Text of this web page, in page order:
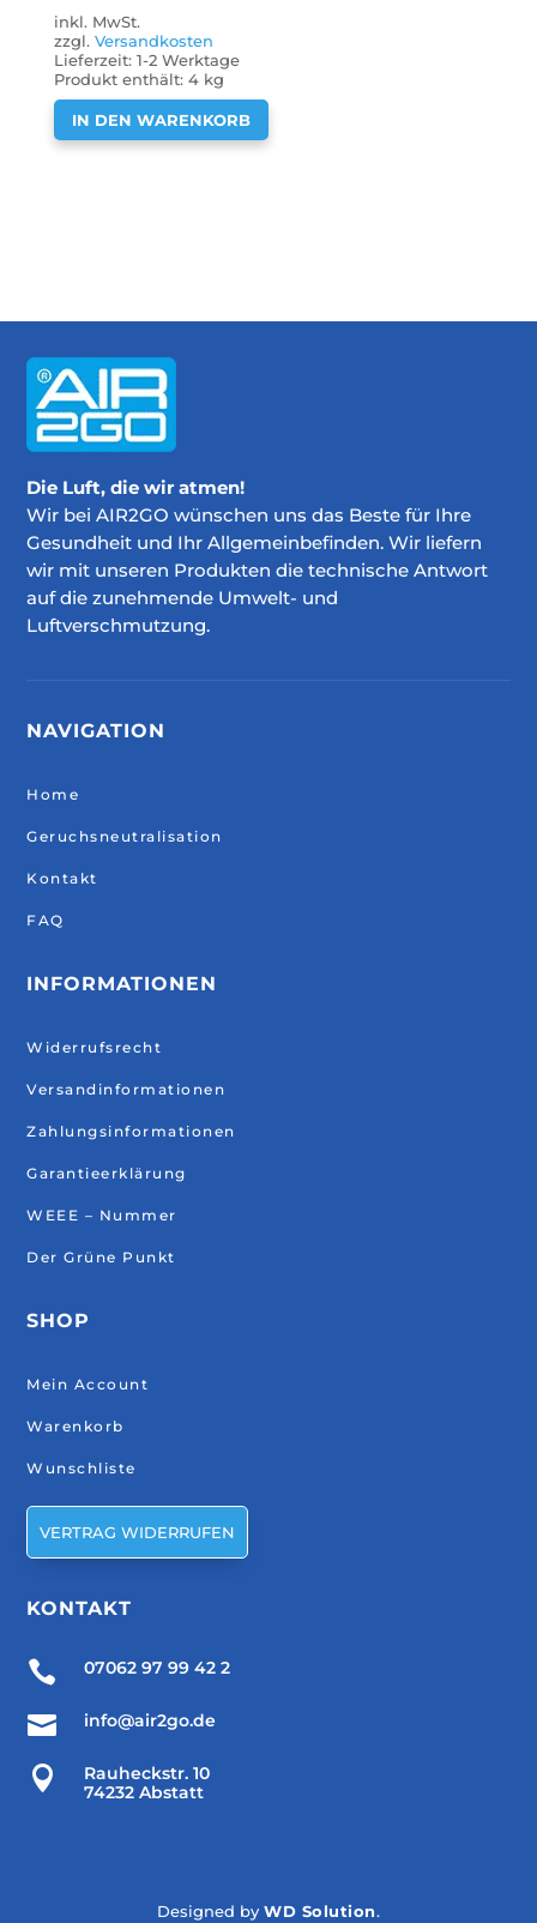
inkl. MwSt.
zzgl.Versandkosten
Lieferzeit:1-2 Werktage
Produkt enthält: 4 kg
IN DEN WARENKORB
Die Luft, die wir atmen!
Wir bei AIR2GO wünschen uns das Beste für Ihre
Gesundheit und Ihr Allgemeinbefinden. Wir liefern
wir mit unseren Produkten die technische Antwort
auf die zunehmende Umwelt- und
Luftverschmutzung.
NAVIGATION
Home
Geruchsneutralisation
Kontakt
FAQ
INFORMATIONEN
Widerrufsrecht
Versandinformationen
Zahlungsinformationen
Garantieerklärung
WEEE – Nummer
Der Grüne Punkt
SHOP
Mein Account
Warenkorb
Wunschliste
VERTRAG WIDERRUFEN
KONTAKT
 07062 97 99 42 2
 info@air2go.de

Rauheckstr. 10
74232 Abstatt
Designed byWD Solution.